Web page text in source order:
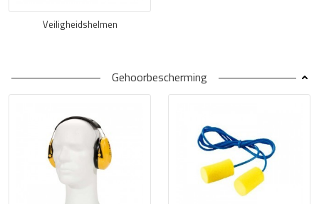
Veiligheidshelmen
Gehoorbescherming